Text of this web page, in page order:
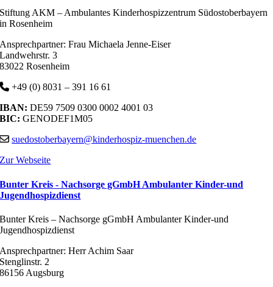
Stiftung AKM – Ambulantes Kinderhospizzentrum Südostoberbayern
in Rosenheim
Ansprechpartner: Frau Michaela Jenne-Eiser
Landwehrstr. 3
83022 Rosenheim
+49 (0) 8031 – 391 16 61
IBAN:DE59 7509 0300 0002 4001 03
BIC:GENODEF1M05
suedostoberbayern@kinderhospiz-muenchen.de
Zur Webseite
Bunter Kreis - Nachsorge gGmbH Ambulanter Kinder-und
Jugendhospizdienst
Bunter Kreis – Nachsorge gGmbH Ambulanter Kinder-und
Jugendhospizdienst
Ansprechpartner: Herr Achim Saar
Stenglinstr. 2
86156 Augsburg